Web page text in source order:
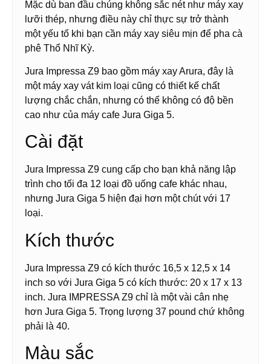
Mặc dù ban đầu chúng không sắc nét như máy xay
lưỡi thép, nhưng điều này chỉ thực sự trở thành
một yếu tố khi bạn cần máy xay siêu mịn để pha cà
phê Thổ Nhĩ Kỳ.
Jura Impressa Z9 bao gồm máy xay Arura, đây là
một máy xay vát kim loại cũng có thiết kế chất
lượng chắc chắn, nhưng có thể không có độ bền
cao như của máy cafe Jura Giga 5.
Cài đặt
Jura Impressa Z9 cung cấp cho bạn khả năng lập
trình cho tối đa 12 loại đồ uống cafe khác nhau,
nhưng Jura Giga 5 hiện đại hơn một chút với 17
loại.
Kích thước
Jura Impressa Z9 có kích thước 16,5 x 12,5 x 14
inch so với Jura Giga 5 có kích thước: 20 x 17 x 13
inch. Jura IMPRESSA Z9 chỉ là một vài cân nhẹ
hơn Jura Giga 5. Trọng lượng 37 pound chứ không
phải là 40.
Màu sắc